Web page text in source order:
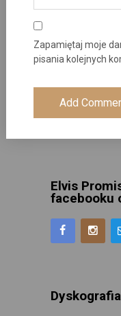
Zapamiętaj moje
pisania kolejnych
Elvis
facebooku
Dyskografia